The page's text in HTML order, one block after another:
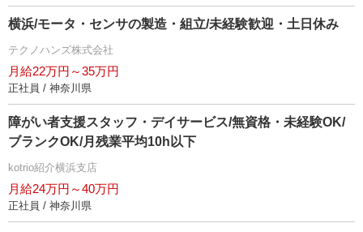
横浜/モータ・センサの製造・組立/未経験歓迎・土日休み
テクノハンズ株式会社
月給22万円～35万円
正社員 / 神奈川県
障がい者支援スタッフ・デイサービス/無資格・未経験OK/
ブランクOK/月残業平均10h以下
kotrio紹介横浜支店
月給24万円～40万円
正社員 / 神奈川県